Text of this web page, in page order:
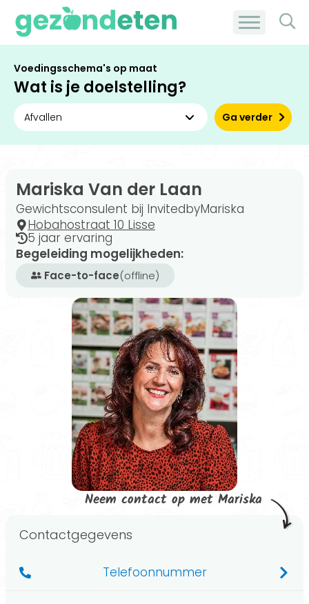
Voedingsschema's op maat
Wat is je doelstelling?
Ga verder
Mariska Van der Laan
Gewichtsconsulent bij InvitedbyMariska
Hobahostraat 10 Lisse
5 jaar ervaring
Begeleiding mogelijkheden:
Face-to-face(offline)
Neem contact op met Mariska
Contactgegevens
Telefoonnummer